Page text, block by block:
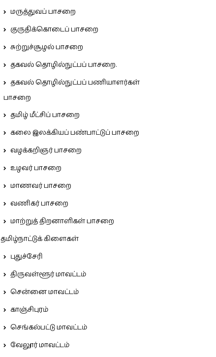
மருத்துவப் பாசறை
குருதிக்கொடைப் பாசறை
சுற்றுச்சூழல் பாசறை
தகவல் தொழில்நுட்பப் பாசறை.
தகவல் தொழில்நுட்பப் பணியாளர்கள்
பாசறை
தமிழ் மீட்சிப் பாசறை
கலை இலக்கியப் பண்பாட்டுப் பாசறை
வழக்கறிஞர் பாசறை
உழவர் பாசறை
மாணவர் பாசறை
வணிகர் பாசறை
மாற்றுத் திறனாளிகள் பாசறை
தமிழ்நாட்டுக் கிளைகள்
புதுச்சேரி
திருவள்ளூர் மாவட்டம்
சென்னை மாவட்டம்
காஞ்சிபுரம்
செங்கல்பட்டு மாவட்டம்
வேலூர் மாவட்டம்